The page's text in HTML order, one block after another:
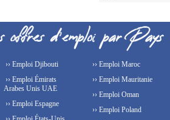
›› Emploi Djibouti
›› Emploi Émirats
Arabes Unis UAE
›› Emploi Espagne
›› Emploi Maroc
›› Emploi Mauritanie
›› Emploi Oman
›› Emploi Poland